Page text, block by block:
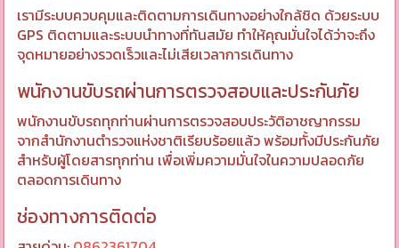
เรามีระบบควบคุมและติดตามการเดินทางอย่างใกล้ชิด ด้วยระบบ
GPS ติดตามและระบบนำทางที่ทันสมัย ทำให้คุณมั่นใจได้ว่าจะถึง
จุดหมายอย่างรวดเร็วและไม่เสียเวลาการเดินทาง
พนักงานขับรถผ่านการตรวจสอบและประกันภัย
พนักงานขับรถทุกท่านผ่านการตรวจสอบประวัติอาชญากรรม
จากสำนักงานตำรวจแห่งชาติเรียบร้อยแล้ว พร้อมทั้งมีประกันภัย
สำหรับผู้โดยสารทุกท่าน เพื่อเพิ่มความมั่นใจในความปลอดภัย
ตลอดการเดินทาง
ช่องทางการติดต่อ